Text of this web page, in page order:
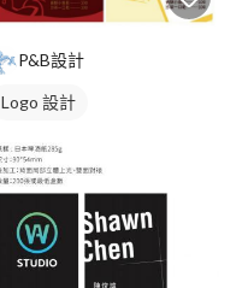
P&B設計
Logo 設計